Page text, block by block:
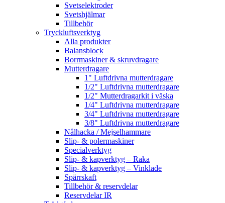
Svetselektroder
Svetshjälmar
Tillbehör
Tryckluftsverktyg
Alla produkter
Balansblock
Borrmaskiner & skruvdragare
Mutterdragare
1" Luftdrivna mutterdragare
1/2" Luftdrivna mutterdragare
1/2" Mutterdragarkit i väska
1/4" Luftdrivna mutterdragare
3/4" Luftdrivna mutterdragare
3/8" Luftdrivna mutterdragare
Nålhacka / Mejselhammare
Slip- & polermaskiner
Specialverktyg
Slip- & kapverktyg – Raka
Slip- & kapverktyg – Vinklade
Spärrskaft
Tillbehör & reservdelar
Reservdelar IR